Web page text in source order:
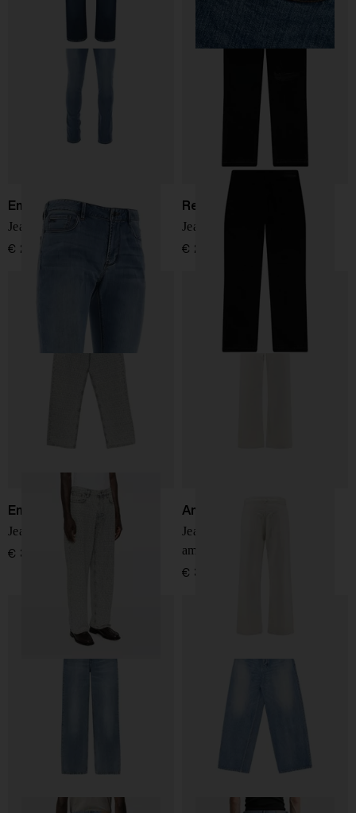
Emporio Armani
Jeans in denim di cotone
€ 210,00
Represent
Jeans Heaton strappati
€ 200,00
Emporio Armani
Jeans in denim di cotone
€ 370,00
Ami Paris
Jeans in denim a vestibilità
ampia
€ 340,00